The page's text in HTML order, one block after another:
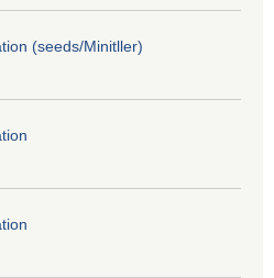
(seeds/Minitller)